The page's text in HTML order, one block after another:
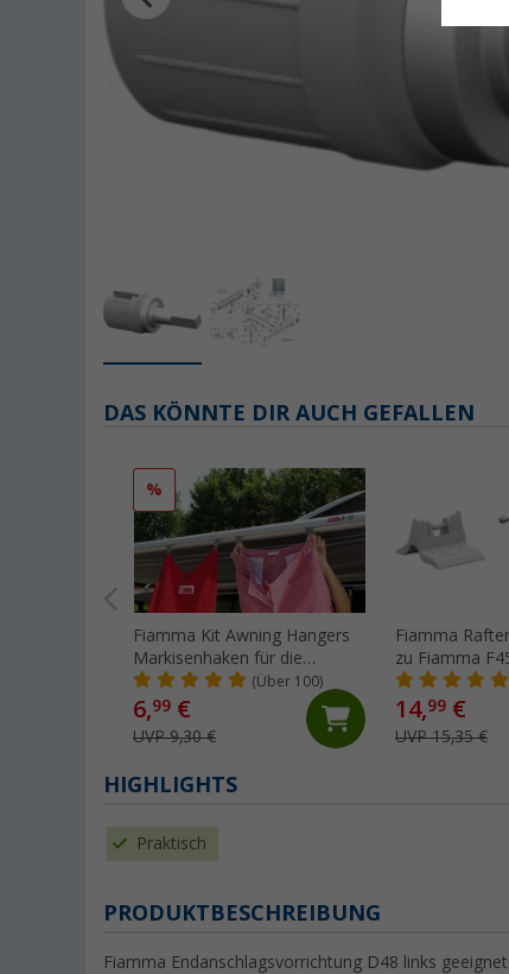
DAS KÖNNTE DIR AUCH GEFALLEN
%
Fiamma Kit Awning Hangers
Markisenhaken für die
Kederschiene
(Über 100)
6,99 €
UVP 9,30 €
Fiamma
zu Fiamma
14,99 €
UVP 15,35 €
HIGHLIGHTS
Praktisch
PRODUKTBESCHREIBUNG
Fiamma Endanschlagsvorrichtung D48 links